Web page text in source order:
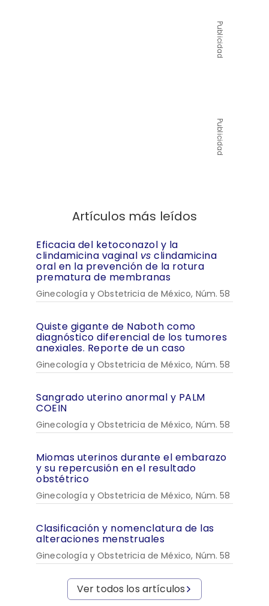
Publicidad
Publicidad
Artículos más leídos
Eficacia del ketoconazol y la
clindamicina vaginal vs clindamicina
oral en la prevención de la rotura
prematura de membranas
Ginecología y Obstetricia de México, Núm. 58
Quiste gigante de Naboth como
diagnóstico diferencial de los tumores
anexiales. Reporte de un caso
Ginecología y Obstetricia de México, Núm. 58
Sangrado uterino anormal y PALM
COEIN
Ginecología y Obstetricia de México, Núm. 58
Miomas uterinos durante el embarazo
y su repercusión en el resultado
obstétrico
Ginecología y Obstetricia de México, Núm. 58
Clasificación y nomenclatura de las
alteraciones menstruales
Ginecología y Obstetricia de México, Núm. 58
Ver todos los artículos